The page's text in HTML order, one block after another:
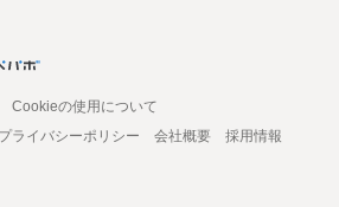
Cookieの使用について
プライバシーポリシー 会社概要
採用情報